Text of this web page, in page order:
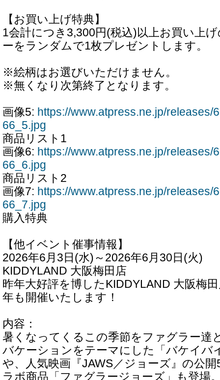
【お買い上げ特典】
1会計につき3,300円(税込)以上お買い上
ーをランダムで1枚プレゼントします。
※絵柄はお選びいただけません。
※無くなり次第終了となります。
画像5: https://www.atpress.ne.jp/releases/
66_5.jpg
商品リスト1
画像6: https://www.atpress.ne.jp/releases/
66_6.jpg
商品リスト2
画像7: https://www.atpress.ne.jp/releases/
66_7.jpg
購入特典
【他イベント催事情報】
2026年6月3日(水)～2026年6月30日(火)
KIDDYLAND 大阪梅田店
昨年大好評を博したKIDDYLAND 大阪梅
年も開催いたします！
内容：
暑くなってくるこの季節をファグラー達
バケーションをテーマにした「バケイバ
や、人気映画『JAWS／ジョーズ』の公
ラボ商品「ファグラージョーズ」も登場